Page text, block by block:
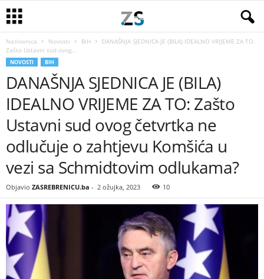
Naslovnica Novosti BiH
DANAŠNJA SJEDNICA JE (BILA) IDEALNO VRIJEME ZA TO:
Zašto Ustavni sud ovog...
NOVOSTI BIH
DANAŠNJA SJEDNICA JE (BILA)
IDEALNO VRIJEME ZA TO: Zašto
Ustavni sud ovog četvrtka ne
odlučuje o zahtjevu Komšića u
vezi sa Schmidtovim odlukama?
Objavio ZASREBRENICU.ba - 2 ožujka, 2023 10